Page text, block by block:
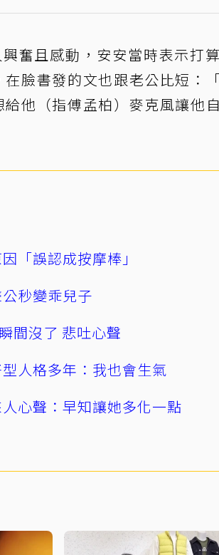
奮且感動，安安當時表示打
臉書發的文也跟老公比短：
他（指傅孟柏）麥克風讓他
「誤認成按摩棒」
秒變乖兒子
間沒了 悲吐心聲
人格多年：我也會生氣
心聲：早知讓她多化一點